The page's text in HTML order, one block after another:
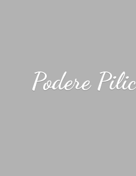
Podere